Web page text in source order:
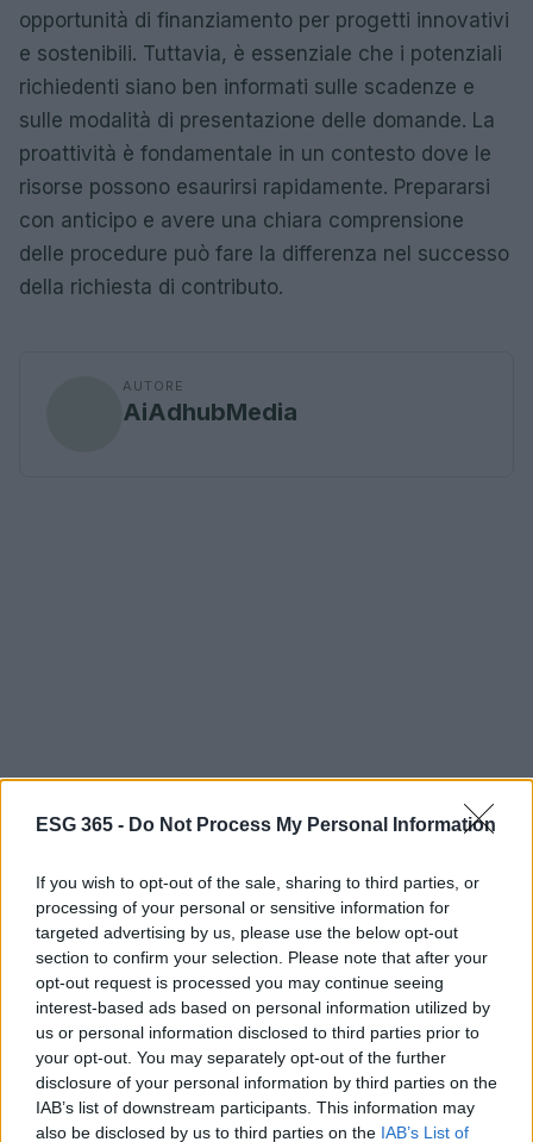
ESG 365 - Do Not Process My Personal Information
If you wish to opt-out of the sale, sharing to third parties, or
processing of your personal or sensitive information for
targeted advertising by us, please use the below opt-out
section to confirm your selection. Please note that after your
opt-out request is processed you may continue seeing
interest-based ads based on personal information utilized by
us or personal information disclosed to third parties prior to
your opt-out. You may separately opt-out of the further
disclosure of your personal information by third parties on the
IAB’s list of downstream participants. This information may
also be disclosed by us to third parties on the IAB’s List of
opportunità di finanziamento per progetti innovativi
e sostenibili. Tuttavia, è essenziale che i potenziali
richiedenti siano ben informati sulle scadenze e
sulle modalità di presentazione delle domande. La
proattività è fondamentale in un contesto dove le
risorse possono esaurirsi rapidamente. Prepararsi
con anticipo e avere una chiara comprensione
delle procedure può fare la differenza nel successo
della richiesta di contributo.
AUTORE
AiAdhubMedia
Continua a leggere
ESG NEWS